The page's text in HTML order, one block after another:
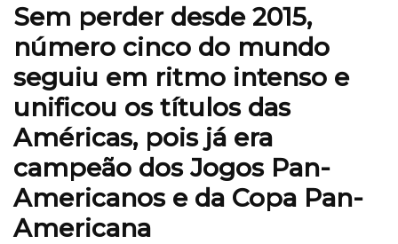
Sem perder desde 2015,
número cinco do mundo
seguiu em ritmo intenso e
unificou os títulos das
Américas, pois já era
campeão dos Jogos Pan-
Americanos e da Copa Pan-
Americana